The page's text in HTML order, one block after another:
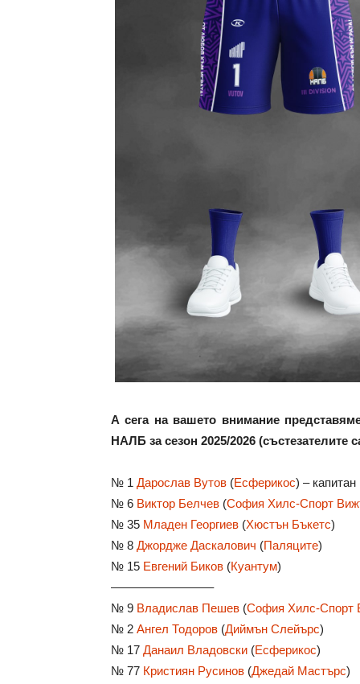
А сега на вашето внимание
НАЛБ за сезон 2025/2026
№ 1 Дарослав Вутов (Есферикос) – капитан
№ 6 Виктор Белчев (София Хилс-Спорт
№ 35 Младен Георгиев (Хюстън Бъкетс)
№ 8 Джордже Даскалович (Паляците)
№ 15 Евгений Биков (Куантум)
––––––––––––––––
№ 9 Владислав Пешев (София Хилс-Спорт
№ 2 Ангел Тодоров (Диймън Слейърс)
№ 17 Данаил Владовски (Есферикос)
№ 77 Кристиян Русинов (Джедай Мастърс)